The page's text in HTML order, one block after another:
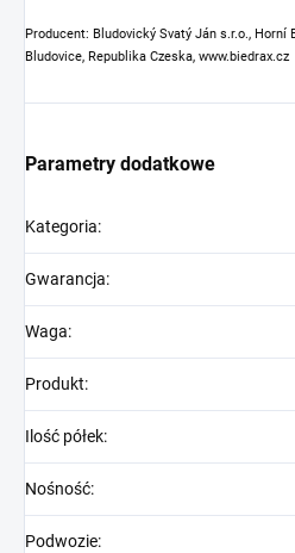
Producent: Bludovický Svatý Ján s.r.o., Horní
Bludovice, Republika Czeska, www.biedrax.cz
Parametry dodatkowe
Kategoria:
Gwarancja:
Waga:
Produkt:
Ilość półek:
Nośność:
Podwozie: